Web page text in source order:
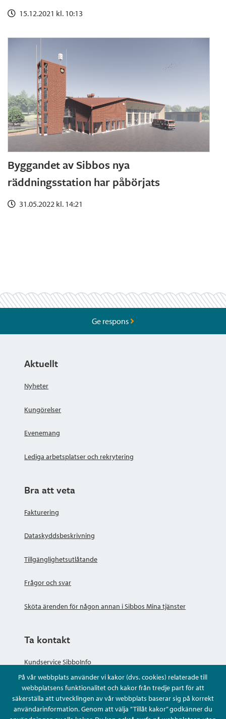
15.12.2021 kl. 10:13
Byggandet av Sibbos nya
räddningsstation har påbörjats
31.05.2022 kl. 14:21
På vår webbplats använder vi kakor (dvs. cookies) relaterade till
webbplatsens funktionalitet och kakor från tredje part för att
säkerställa att utvecklingen av vår webbplats baserar sig på korrekt
användarinformation. Genom att välja ”Tillåt kakor” godkänner du
Ge respons
Aktuellt
Nyheter
Kungörelser
Evenemang
Lediga arbetsplatser och rekrytering
Bra att veta
Fakturering
Dataskyddsbeskrivning
Tillgänglighetsutlåtande
Frågor och svar
Sköta ärenden för någon annan i Sibbos Mina tjänster
Ta kontakt
Kundservice SibboInfo
Ge anonym respons
Ställ en fråga eller sköta ditt ärende